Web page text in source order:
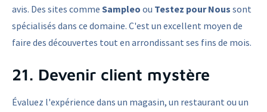
avis. Des sites comme Sampleo ou Testez pour Nous sont
spécialisés dans ce domaine. C'est un excellent moyen de
faire des découvertes tout en arrondissant ses fins de mois.
21. Devenir client mystère
Évaluez l'expérience dans un magasin, un restaurant ou un